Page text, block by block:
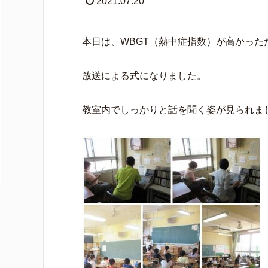
本日は、WBGT（熱中症指数）が高かった
放送による式になりました。
教室内でしっかりと話を聞く姿が見られま